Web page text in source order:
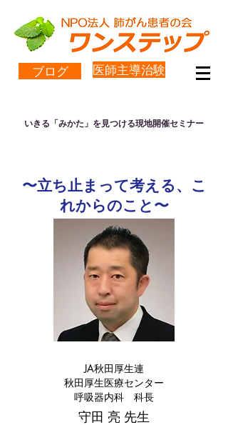
ブログ 医師主導治験
いきる「みかた」を見つける現地開催セミナー
〜立ち止まって考える、こ
れからのこと〜
JA秋田厚生連
秋田厚生医療センター
呼吸器内科 科長
守田 亮 先生